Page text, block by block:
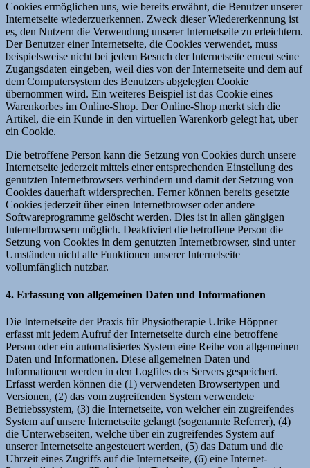
Cookies ermöglichen uns, wie bereits erwähnt, die Benutzer unserer
Internetseite wiederzuerkennen. Zweck dieser Wiedererkennung ist
es, den Nutzern die Verwendung unserer Internetseite zu erleichtern.
Der Benutzer einer Internetseite, die Cookies verwendet, muss
beispielsweise nicht bei jedem Besuch der Internetseite erneut seine
Zugangsdaten eingeben, weil dies von der Internetseite und dem auf
dem Computersystem des Benutzers abgelegten Cookie
übernommen wird. Ein weiteres Beispiel ist das Cookie eines
Warenkorbes im Online-Shop. Der Online-Shop merkt sich die
Artikel, die ein Kunde in den virtuellen Warenkorb gelegt hat, über
ein Cookie.
Die betroffene Person kann die Setzung von Cookies durch unsere
Internetseite jederzeit mittels einer entsprechenden Einstellung des
genutzten Internetbrowsers verhindern und damit der Setzung von
Cookies dauerhaft widersprechen. Ferner können bereits gesetzte
Cookies jederzeit über einen Internetbrowser oder andere
Softwareprogramme gelöscht werden. Dies ist in allen gängigen
Internetbrowsern möglich. Deaktiviert die betroffene Person die
Setzung von Cookies in dem genutzten Internetbrowser, sind unter
Umständen nicht alle Funktionen unserer Internetseite
vollumfänglich nutzbar.
4. Erfassung von allgemeinen Daten und Informationen
Die Internetseite der Praxis für Physiotherapie Ulrike Höppner
erfasst mit jedem Aufruf der Internetseite durch eine betroffene
Person oder ein automatisiertes System eine Reihe von allgemeinen
Daten und Informationen. Diese allgemeinen Daten und
Informationen werden in den Logfiles des Servers gespeichert.
Erfasst werden können die (1) verwendeten Browsertypen und
Versionen, (2) das vom zugreifenden System verwendete
Betriebssystem, (3) die Internetseite, von welcher ein zugreifendes
System auf unsere Internetseite gelangt (sogenannte Referrer), (4)
die Unterwebseiten, welche über ein zugreifendes System auf
unserer Internetseite angesteuert werden, (5) das Datum und die
Uhrzeit eines Zugriffs auf die Internetseite, (6) eine Internet-